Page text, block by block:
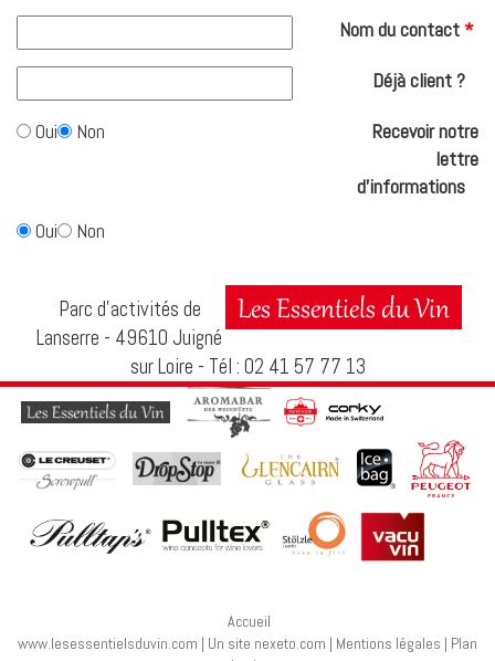
Nom du contact*
Déjà client ?
Oui
Non
Recevoir notre
lettre
d'informations
Oui
Non
Parc d’activités de
Lanserre - 49610 Juigné
sur Loire - Tél : 02 41 57 77 13
Accueil
www.lesessentielsduvin.com | Un site nexeto.com | Mentions légales | Plan